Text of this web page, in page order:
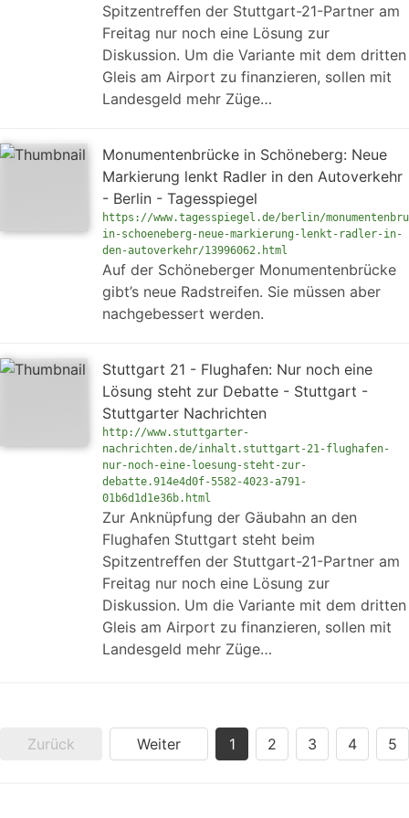
Spitzentreffen der Stuttgart-21-Partner am
Freitag nur noch eine Lösung zur
Diskussion. Um die Variante mit dem dritten
Gleis am Airport zu finanzieren, sollen mit
Landesgeld mehr Züge…
Monumentenbrücke in Schöneberg: Neue
Markierung lenkt Radler in den Autoverkehr
- Berlin - Tagesspiegel
https://www.tagesspiegel.de/berlin/
in-schoeneberg-neue-markierung-lenkt-radler-in-
den-autoverkehr/13996062.html
Auf der Schöneberger Monumentenbrücke
gibt’s neue Radstreifen. Sie müssen aber
nachgebessert werden.
Stuttgart 21 - Flughafen: Nur noch eine
Lösung steht zur Debatte - Stuttgart -
Stuttgarter Nachrichten
http://www.stuttgarter-
nachrichten.de/inhalt.stuttgart-21-flughafen-
nur-noch-eine-loesung-steht-zur-
debatte.914e4d0f-5582-4023-a791-
01b6d1d1e36b.html
Zur Anknüpfung der Gäubahn an den
Flughafen Stuttgart steht beim
Spitzentreffen der Stuttgart-21-Partner am
Freitag nur noch eine Lösung zur
Diskussion. Um die Variante mit dem dritten
Gleis am Airport zu finanzieren, sollen mit
Landesgeld mehr Züge…
Zurück Weiter 1 2 3 4 5